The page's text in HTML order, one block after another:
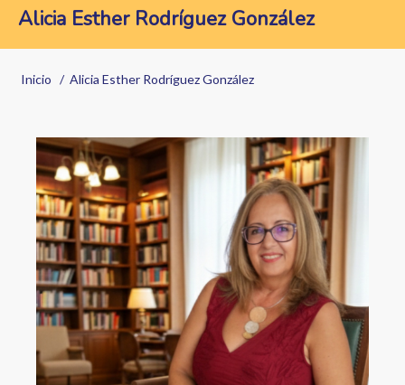
Alicia Esther Rodríguez González
Sobrescribir
de
ayuda
a
la
navegación
Inicio Alicia Esther Rodríguez González